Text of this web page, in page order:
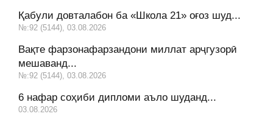
Қабули довталабон ба «Школа 21» оғоз шуд...
№:92 (5144), 03.08.2026
Вақте фарзонафарзандони миллат арҷгузорӣ
мешаванд...
№:92 (5144), 03.08.2026
6 нафар соҳиби дипломи аъло шуданд...
03.08.2026